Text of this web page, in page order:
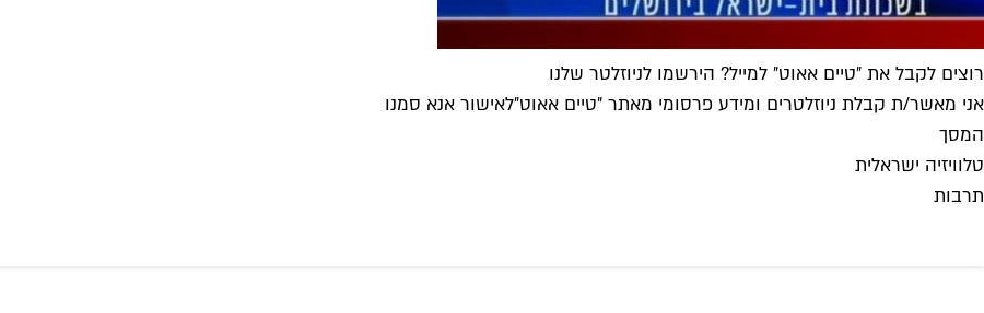
רוצים לקבל את ״טיים אאוט״ למייל? הירשמו לניוזלטר שלנו
אני מאשר/ת קבלת ניוזלטרים ומידע פרסומי מאתר ״טיים אאוט״לאישור אנא סמנו
המסך
טלוויזיה ישראלית
תרבות